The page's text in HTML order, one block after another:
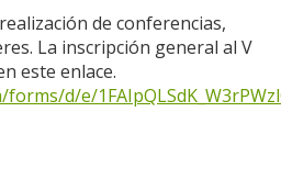
de conferencias,
La inscripción general al V
este enlace.
d/e/